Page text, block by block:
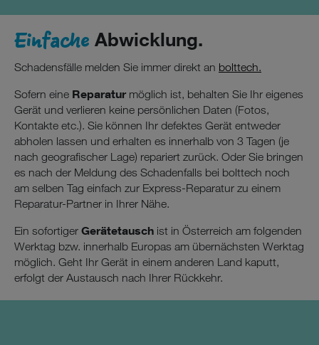
Einfache Abwicklung.
Schadensfälle melden Sie immer direkt an bolttech.
Sofern eine Reparatur möglich ist, behalten Sie Ihr eigenes
Gerät und verlieren keine persönlichen Daten (Fotos,
Kontakte etc.). Sie können Ihr defektes Gerät entweder
abholen lassen und erhalten es innerhalb von 3 Tagen (je
nach geografischer Lage) repariert zurück. Oder Sie bringen
es nach der Meldung des Schadenfalls bei bolttech noch
am selben Tag einfach zur Express-Reparatur zu einem
Reparatur-Partner in Ihrer Nähe.
Ein sofortiger Gerätetausch ist in Österreich am folgenden
Werktag bzw. innerhalb Europas am übernächsten Werktag
möglich. Geht Ihr Gerät in einem anderen Land kaputt,
erfolgt der Austausch nach Ihrer Rückkehr.